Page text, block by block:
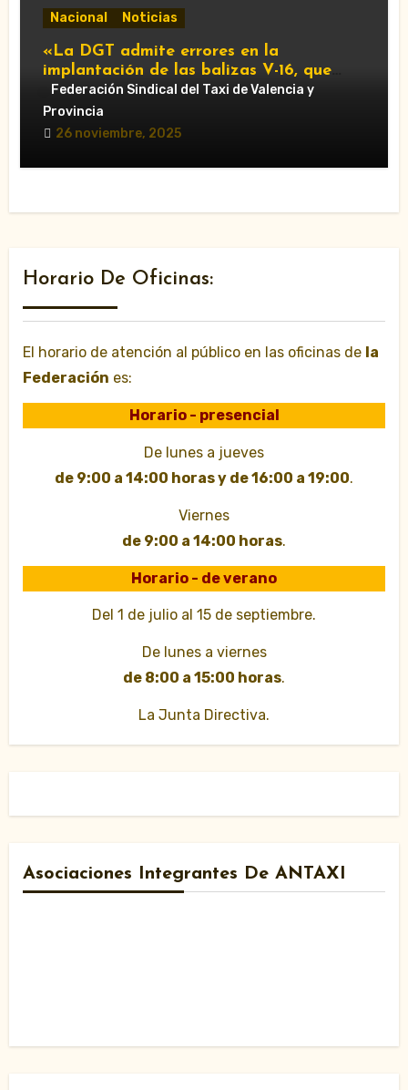
Nacional Noticias
«La DGT admite errores en la
implantación de las balizas V-16, que
serán obligatorias en 2026»
Federación Sindical del Taxi de Valencia y
Provincia
26 noviembre, 2025
Horario De Oficinas:
El horario de atención al público en las oficinas de la
Federación es:
Horario - presencial
De lunes a jueves
de 9:00 a 14:00 horas y de 16:00 a 19:00.
Viernes
de 9:00 a 14:00 horas.
Horario - de verano
Del 1 de julio al 15 de septiembre.
De lunes a viernes
de 8:00 a 15:00 horas.
La Junta Directiva.
Asociaciones Integrantes De ANTAXI